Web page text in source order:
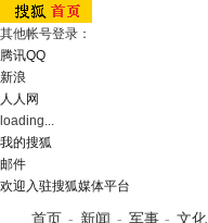
其他帐号登录：
腾讯QQ
新浪
人人网
loading...
我的搜狐
邮件
欢迎入驻搜狐媒体平台
首页 - 新闻 - 军事 - 文化